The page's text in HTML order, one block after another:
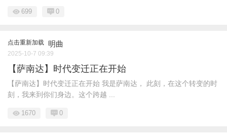
699 0
点击重新加载 明曲
2025-10-7 09:39
【萨南达】时代变迁正在开始
【萨南达】时代变迁正在开始 我是萨南达， 此刻，在这个转变的时
刻，我来到你们身边。这个跨越 ...
1670 0